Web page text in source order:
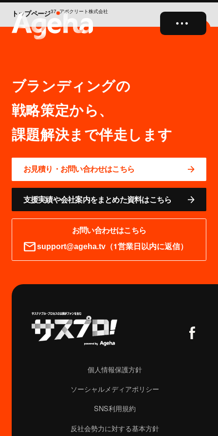
close
トップページ37_アポクリート株式会社
ブランディングの
戦略策定から、
お見積り・お問い合わせはこちら
支援実績や会社案内をまとめた資料はこちら
お問い合わせはこちら
support@ageha.tv（1営業日以内に返信）
個人情報保護方針
ソーシャルメディアポリシー
SNS利用規約
反社会勢力に対する基本方針